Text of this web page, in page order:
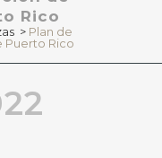
Rico
> Plan de
Puerto Rico